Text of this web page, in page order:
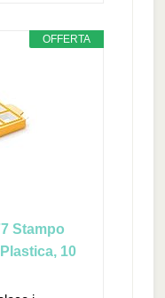
OFFERTA
Stampo
10